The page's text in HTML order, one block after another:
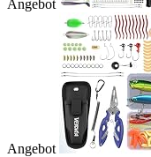
Angebot
Angebot